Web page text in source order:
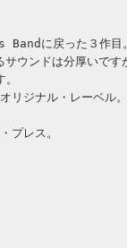
に戻った３作目。
ウンドは分厚いです
リジナル・レーベル。
プレス。